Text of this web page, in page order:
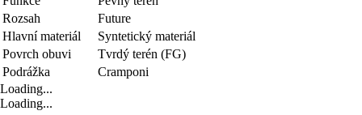
Rozsah
Future
Hlavní materiál
Syntetický materiál
Povrch obuvi
Tvrdý terén (FG)
Podrážka
Cramponi
Loading...
Loading...